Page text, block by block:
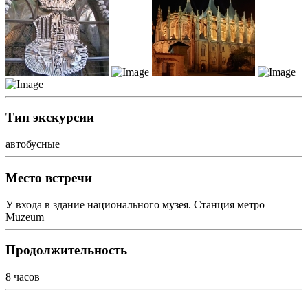
Тип экскурсии
автобусные
Место встречи
У входа в здание национального музея. Станция метро
Muzeum
Продолжительность
8 часов